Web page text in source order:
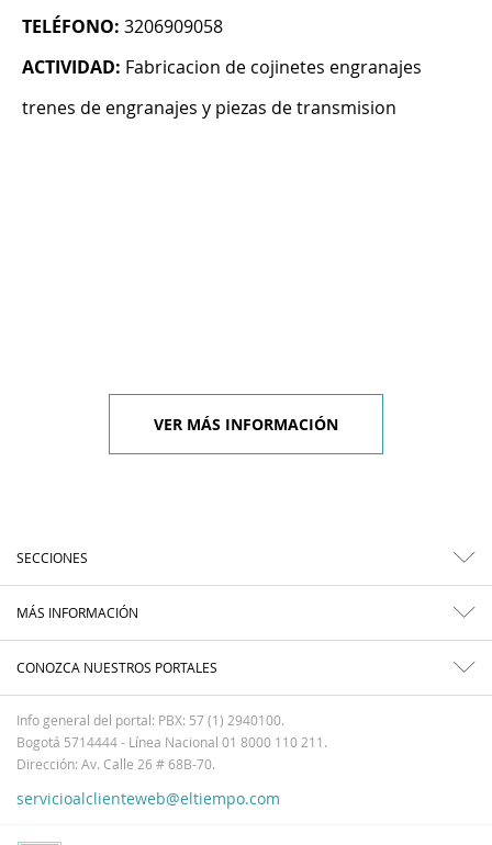
TELÉFONO: 3206909058
ACTIVIDAD: Fabricacion de cojinetes engranajes
trenes de engranajes y piezas de transmision
VER MÁS INFORMACIÓN
SECCIONES
MÁS INFORMACIÓN
CONOZCA NUESTROS PORTALES
Info general del portal: PBX: 57 (1) 2940100.
Bogotá 5714444 - Línea Nacional 01 8000 110 211.
Dirección: Av. Calle 26 # 68B-70.
servicioalclienteweb@eltiempo.com